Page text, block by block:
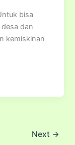
bisa
dan
kemiskinan
Next →